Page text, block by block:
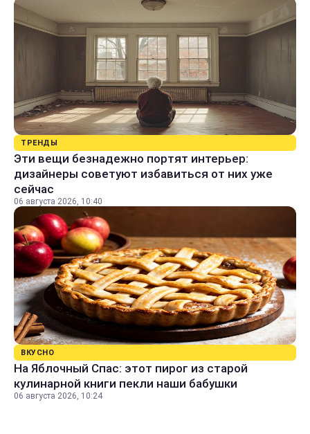
ТРЕНДЫ
Эти вещи безнадежно портят интерьер:
дизайнеры советуют избавиться от них уже
сейчас
06 августа 2026, 10:40
ВКУСНО
На Яблочный Спас: этот пирог из старой
кулинарной книги пекли наши бабушки
06 августа 2026, 10:24